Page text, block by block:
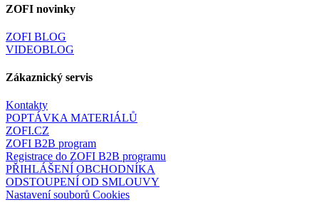
ZOFI novinky
ZOFI BLOG
VIDEOBLOG
Zákaznický servis
Kontakty
POPTÁVKA MATERIÁLŮ
ZOFI.CZ
ZOFI B2B program
Registrace do ZOFI B2B programu
PŘIHLÁŠENÍ OBCHODNÍKA
ODSTOUPENÍ OD SMLOUVY
Nastavení souborů Cookies